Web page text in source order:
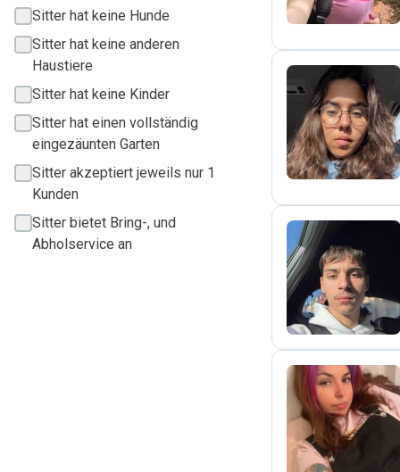
Sitter hat keine Hunde
Sitter hat keine anderen
Haustiere
Sitter hat keine Kinder
Sitter hat einen vollständig
eingezäunten Garten
Sitter akzeptiert jeweils nur 1
Kunden
Sitter bietet Bring-, und
Abholservice an
L
R
C